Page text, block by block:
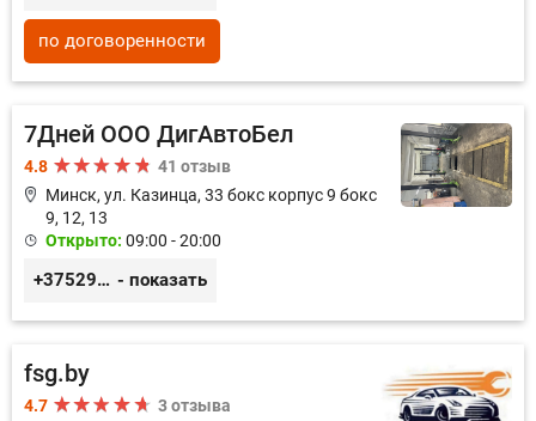
по договоренности
7Дней ООО ДигАвтоБел
4.8
41 отзыв
Минск, ул. Казинца, 33 бокс корпус 9 бокс
9, 12, 13
Открыто: 09:00 - 20:00
+375296518100 - показать
fsg.by
4.7
3 отзыва